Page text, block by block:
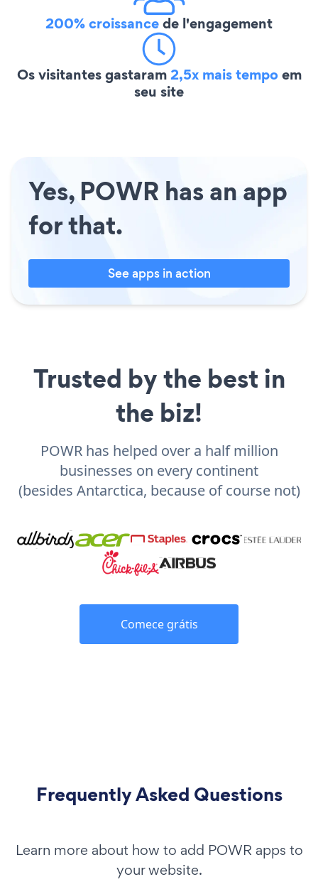
200% croissancede l'engagement
Os visitantes gastaram2,5x mais tempoem
seu site
Yes, POWR has an app
for that.
See apps in action
Trusted by the best in
the biz!
POWR has helped over a half million
businesses on every continent
(besides Antarctica, because of course not)
Comece grátis
Frequently Asked Questions
Learn more about how to add POWR apps to
your website.